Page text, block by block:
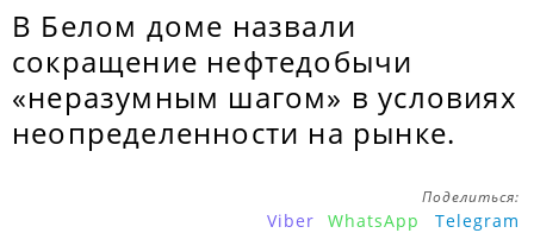
В Белом доме назвали
сокращение нефтедобычи
«неразумным шагом» в условиях
неопределенности на рынке.
Поделиться:
Viber WhatsApp Telegram